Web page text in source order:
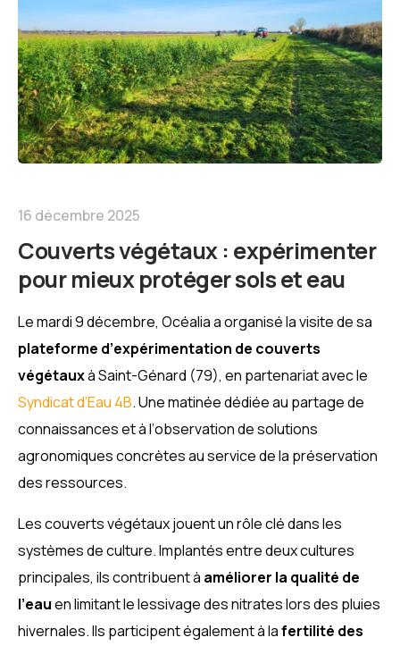
16 décembre 2025
Couverts végétaux : expérimenter
pour mieux protéger sols et eau
Le mardi 9 décembre, Océalia a organisé la visite de sa
plateforme d’expérimentation de couverts
végétauxà Saint-Génard (79), en partenariat avec le
Syndicat d’Eau 4B. Une matinée dédiée au partage de
connaissances et à l’observation de solutions
agronomiques concrètes au service de la préservation
des ressources.
Les couverts végétaux jouent un rôle clé dans les
systèmes de culture. Implantés entre deux cultures
principales, ils contribuent à améliorer la qualité de
l’eauen limitant le lessivage des nitrates lors des pluies
hivernales. Ils participent également à lafertilité des